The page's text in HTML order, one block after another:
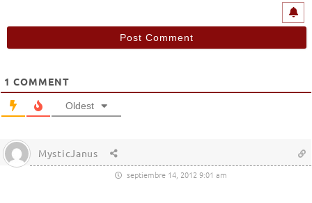
1 COMMENT
Oldest
MysticJanus
septiembre 14, 2012 9:01 am